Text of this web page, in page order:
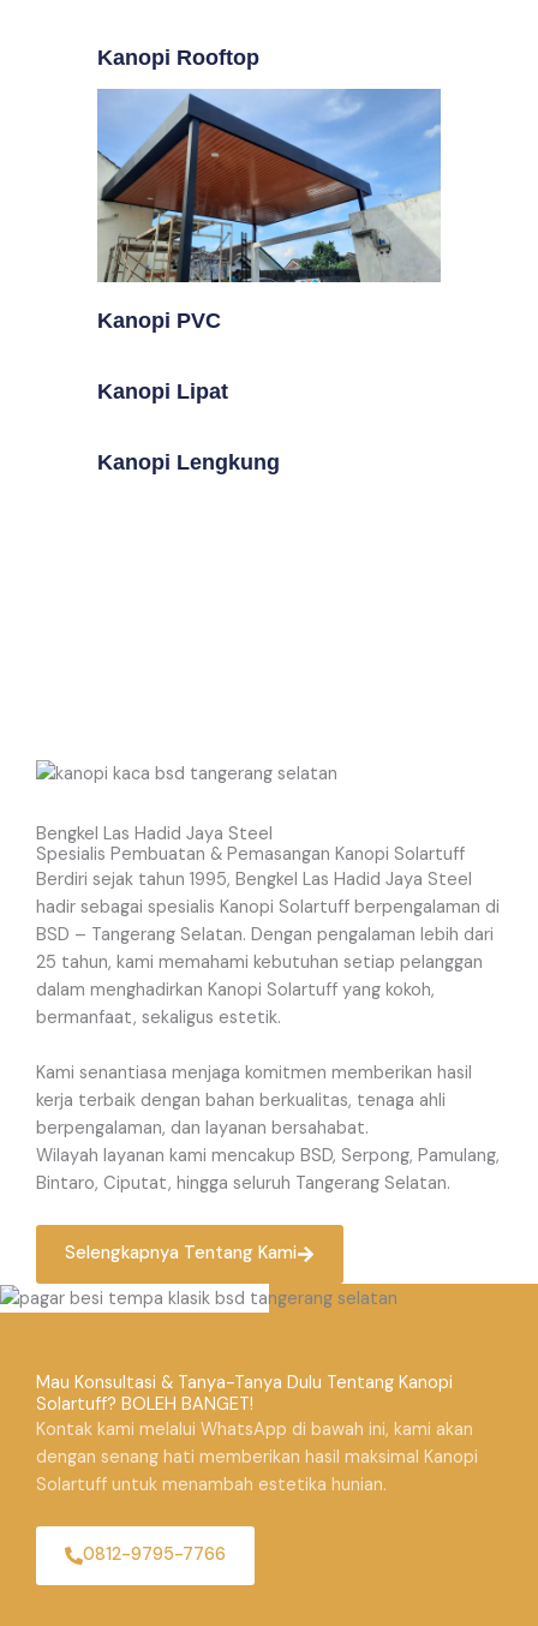
Kanopi Rooftop
Kanopi PVC
Kanopi Lipat
Kanopi Lengkung
Bengkel Las Hadid Jaya Steel
Spesialis Pembuatan & Pemasangan Kanopi Solartuff
Berdiri sejak tahun 1995, Bengkel Las Hadid Jaya Steel
hadir sebagai spesialis Kanopi Solartuff berpengalaman di
BSD – Tangerang Selatan. Dengan pengalaman lebih dari
25 tahun, kami memahami kebutuhan setiap pelanggan
dalam menghadirkan Kanopi Solartuff yang kokoh,
bermanfaat, sekaligus estetik.
Kami senantiasa menjaga komitmen memberikan hasil
kerja terbaik dengan bahan berkualitas, tenaga ahli
berpengalaman, dan layanan bersahabat.
Wilayah layanan kami mencakup BSD, Serpong, Pamulang,
Bintaro, Ciputat, hingga seluruh Tangerang Selatan.
Selengkapnya Tentang Kami
Mau Konsultasi & Tanya-Tanya Dulu Tentang Kanopi
Solartuff? BOLEH BANGET!
Kontak kami melalui WhatsApp di bawah ini, kami akan
dengan senang hati memberikan hasil maksimal Kanopi
Solartuff untuk menambah estetika hunian.
0812-9795-7766